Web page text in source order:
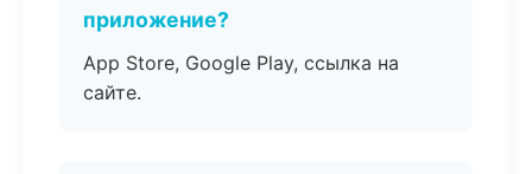
приложение?
App Store, Google Play, ссылка на
сайте.